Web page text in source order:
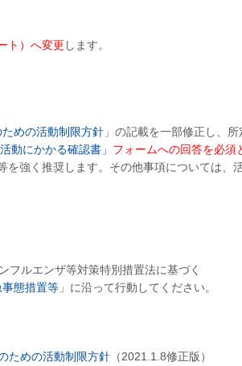
ト）へ変更 します。
めの活動制限方針 」の記載を一部修正し、
動にかかる確認書」 フォームへの回答を必須
強く推奨します。その他事項については、
ルエンザ等対策特別措置法に基づく
態措置等 」に沿って行動してください。
ための活動制限方針 （2021.1.8修正版）